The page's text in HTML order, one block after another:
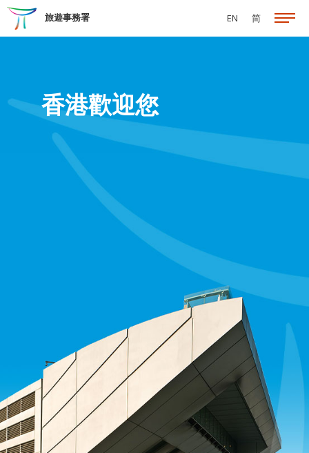
跳至主要內容
旅遊事務署 EN 简
香港歡迎您